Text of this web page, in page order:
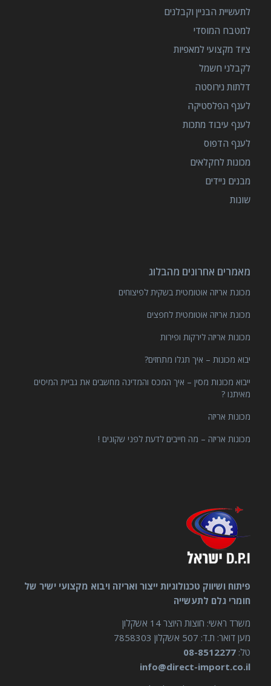
לתעשיית הבניין וקבלנים
למטבח המוסדי
ציוד מקצועי למאפיות
לקבלני חשמל
דלתות נירוסטה
לענף הפלסטיקה
לענף עיבוד מתכות
לענף הדפוס
מכונות לחקלאים
מבנים ניידים
שונות
מאמרים אחרונים מהבלוג
מכונת אריזה אוטומטית בשקית לפיצוחים
מכונת אריזה אוטומטית לחפצים
מכונות אריזה לירקות ופירות
יבוא מכונות – איך תגלו מתחזים?
ייבוא מכונות מסין – איך המכס והמדינה מחשבים את גביית המיסים
מאיתנו ?
מכונות אריזה
מכונות אריזה – מה חייבים לדעת לפני שקונים !
פיתוח ושיווק טכנולוגיות ייצור ואריזה ויבוא מקצועי ישיר של
חומרי גלם לתעשייה
משרד ראשי: חוצות היוצר 14 אשקלון
מען דואר: ת.ד: 507 אשקלון 7858303
טל: 08-8512277
info@direct-import.co.il